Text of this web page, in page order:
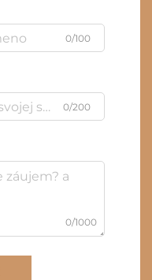
0/100
0/200
0/1000